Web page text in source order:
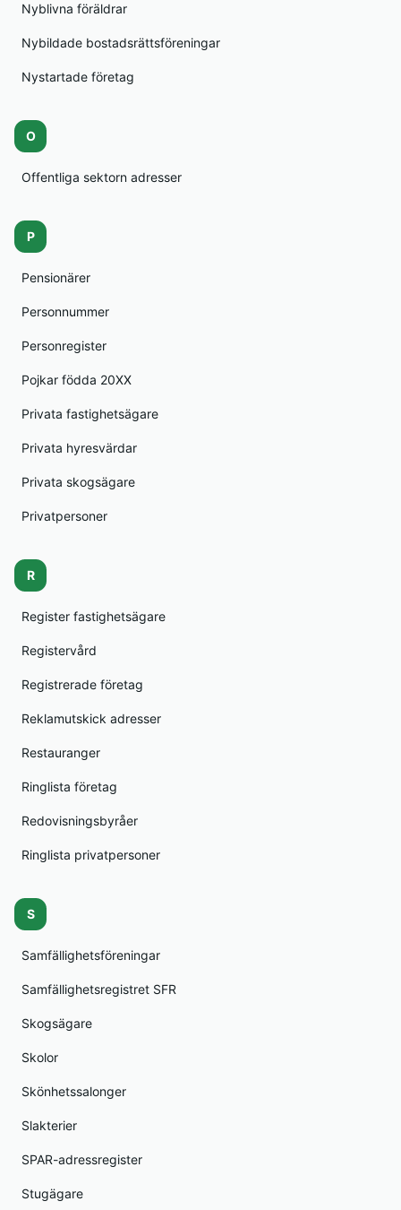
Nyblivna föräldrar
Nybildade bostadsrättsföreningar
Nystartade företag
O
Offentliga sektorn adresser
P
Pensionärer
Personnummer
Personregister
Pojkar födda 20XX
Privata fastighetsägare
Privata hyresvärdar
Privata skogsägare
Privatpersoner
R
Register fastighetsägare
Registervård
Registrerade företag
Reklamutskick adresser
Restauranger
Ringlista företag
Redovisningsbyråer
Ringlista privatpersoner
S
Samfällighetsföreningar
Samfällighetsregistret SFR
Skogsägare
Skolor
Skönhetssalonger
Slakterier
SPAR-adressregister
Stugägare